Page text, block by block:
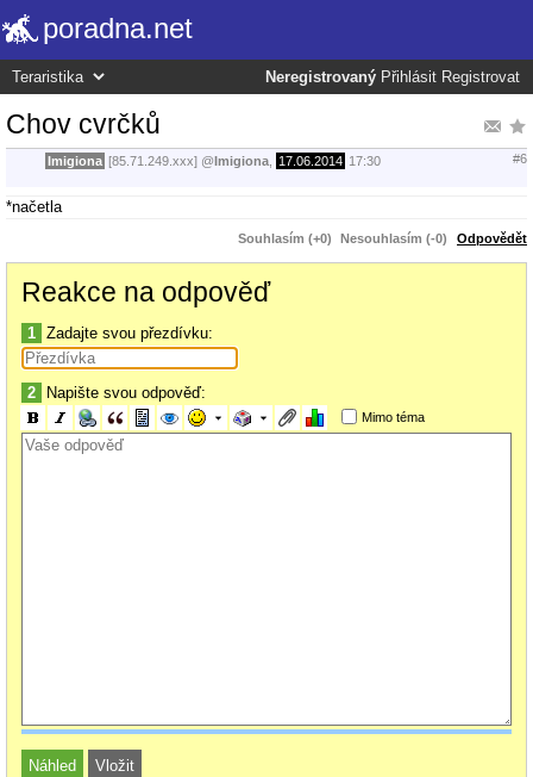
poradna.net
Neregistrovaný Přihlásit Registrovat
Chov cvrčků
Imigiona [85.71.249.xxx] @Imigiona 17.06.2014 17:30 #6
*načetla
Souhlasím (+0) Nesouhlasím (-0) Odpovědět
Reakce na odpověď
1 Zadajte svou přezdívku:
2 Napište svou odpověď:
Mimo téma